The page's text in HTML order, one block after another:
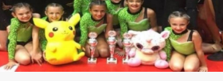
Danze Orientali
Flamenco
Tap Dance
Country Western
DANZE COREOGRAFICHE